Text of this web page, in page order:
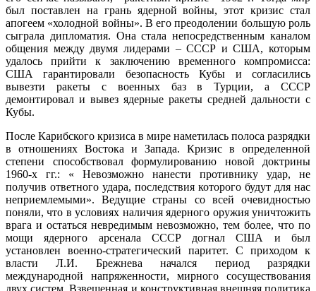
был поставлен на грань ядерной войны, этот кризис стал
апогеем «холодной войны». В его преодолении большую роль
сыграла дипломатия. Она стала непосредственным каналом
общения между двумя лидерами – СССР и США, которым
удалось прийти к заключению временного компромисса:
США гарантировали безопасность Кубы и согласились
вывезти ракеты с военных баз в Турции, а СССР
демонтировал и вывез ядерные ракеты средней дальности с
Кубы.
После Карибского кризиса в мире наметилась полоса разрядки
в отношениях Востока и Запада. Кризис в определенной
степени способствовал формулированию новой доктрины
1960-х гг.: « Невозможно нанести противнику удар, не
получив ответного удара, последствия которого будут для нас
неприемлемыми». Ведущие страны со всей очевидностью
поняли, что в условиях наличия ядерного оружия уничтожить
врага и остаться невредимым невозможно, тем более, что по
мощи ядерного арсенала СССР догнал США и был
установлен военно-стратегический паритет. С приходом к
власти Л.И. Брежнева начался период разрядки
международной напряженности, мирного сосуществования
двух систем. Взвешенная и конструктивная внешняя политика